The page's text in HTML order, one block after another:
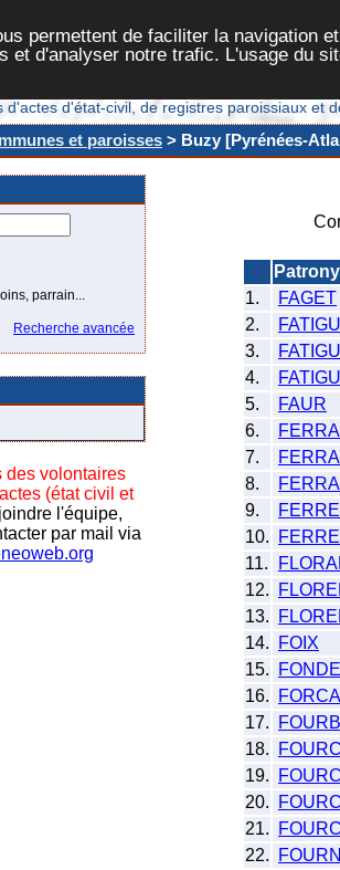
permettent de faciliter la navigation
et d'analyser notre trafic. L'usage du
d'actes d'état-civil, de registres paroissiaux et
et paroisses > Buzy [Pyrénées-
parrain...
Recherche avancée
des volontaires
(état civil et
l'équipe,
par mail via
1.
FAGET
2.
3.
4.
5.
FAUR
6.
7.
8.
9.
10.
11.
12.
13.
14.
FOIX
15.
16.
17.
18.
19.
20.
21.
22.